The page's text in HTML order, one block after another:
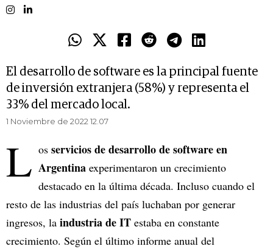
El desarrollo de software es la principal fuente
de inversión extranjera (58%) y representa el
33% del mercado local.
1 Noviembre de 2022 12.07
L os servicios de desarrollo de software en
Argentina experimentaron un crecimiento
destacado en la última década. Incluso cuando el
resto de las industrias del país luchaban por generar
ingresos, la industria de IT estaba en constante
crecimiento. Según el último informe anual del